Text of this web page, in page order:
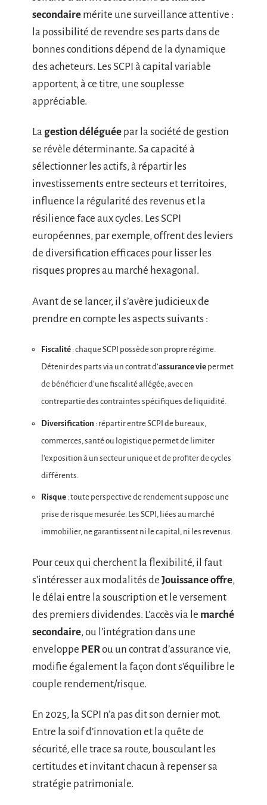
secondaire mérite une surveillance attentive :
la possibilité de revendre ses parts dans de
bonnes conditions dépend de la dynamique
des acheteurs. Les SCPI à capital variable
apportent, à ce titre, une souplesse
appréciable.
La gestion déléguée par la société de gestion
se révèle déterminante. Sa capacité à
sélectionner les actifs, à répartir les
investissements entre secteurs et territoires,
influence la régularité des revenus et la
résilience face aux cycles. Les SCPI
européennes, par exemple, offrent des leviers
de diversification efficaces pour lisser les
risques propres au marché hexagonal.
Avant de se lancer, il s’avère judicieux de
prendre en compte les aspects suivants :
Fiscalité : chaque SCPI possède son propre régime.
Détenir des parts via un contrat d’assurance vie permet
de bénéficier d’une fiscalité allégée, avec en
contrepartie des contraintes spécifiques de liquidité.
Diversification : répartir entre SCPI de bureaux,
commerces, santé ou logistique permet de limiter
l’exposition à un secteur unique et de profiter de cycles
différents.
Risque : toute perspective de rendement suppose une
prise de risque mesurée. Les SCPI, liées au marché
immobilier, ne garantissent ni le capital, ni les revenus.
Pour ceux qui cherchent la flexibilité, il faut
s’intéresser aux modalités de Jouissance offre,
le délai entre la souscription et le versement
des premiers dividendes. L’accès via le marché
secondaire, ou l’intégration dans une
enveloppe PERou un contrat d’assurance vie,
modifie également la façon dont s’équilibre le
couple rendement/risque.
En 2025, la SCPI n’a pas dit son dernier mot.
Entre la soif d’innovation et la quête de
sécurité, elle trace sa route, bousculant les
certitudes et invitant chacun à repenser sa
stratégie patrimoniale.